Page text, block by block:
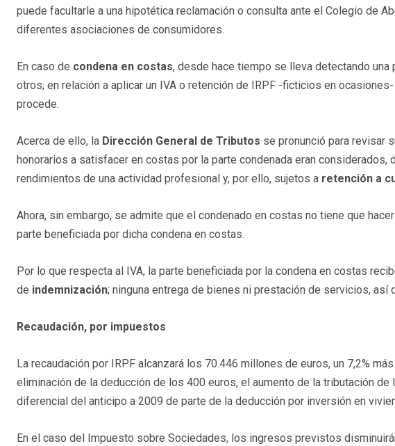
puede facultarle a una hipotética reclamación o consulta ante el Colegio de
diferentes asociaciones de consumidores.
En caso de condena en costas, desde hace tiempo se lleva detectando una
otros; en relación a aplicar un IVA o retención de IRPF -ficticios en
procede.
Acerca de ello, la Dirección General de Tributos se pronunció para revisar
honorarios a satisfacer en costas por la parte condenada eran
rendimientos de una actividad profesional y, por ello, sujetos a retención a
Ahora, sin embargo, se admite que el condenado en costas no tiene que
parte beneficiada por dicha condena en costas.
Por lo que respecta al IVA, la parte beneficiada por la condena en costas
de indemnización; ninguna entrega de bienes ni prestación de servicios, así
Recaudación, por impuestos
La recaudación por IRPF alcanzará los 70.446 millones de euros, un 7,2%
eliminación de la deducción de los 400 euros, el aumento de la tributación de
diferencial del anticipo a 2009 de parte de la deducción por inversión en
En el caso del Impuesto sobre Sociedades, los ingresos previstos